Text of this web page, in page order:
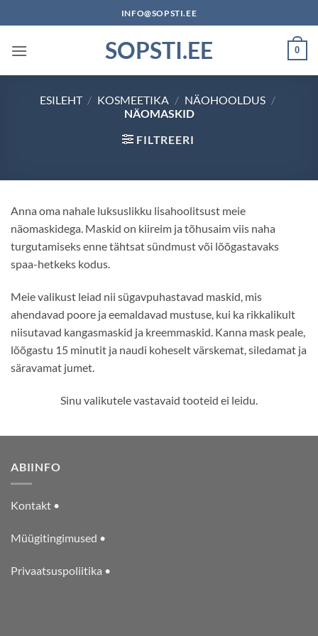
to
content
INFO@SOPSTI.EE
SOPSTI.EE 0
ESILEHT / KOSMEETIKA / NÄOHOOLDUS /
NÄOMASKID
FILTREERI
Anna oma nahale luksuslikku lisahoolitsust meie
näomaskidega. Maskid on kiireim ja tõhusaim viis naha
turgutamiseks enne tähtsat sündmust või lõõgastavaks
spaa-hetkeks kodus.
Meie valikust leiad nii sügavpuhastavad maskid, mis
ahendavad poore ja eemaldavad mustuse, kui ka rikkalikult
niisutavad kangasmaskid ja kreemmaskid. Kanna mask peale,
lõõgastu 15 minutit ja naudi koheselt värskemat, siledamat ja
säravamat jumet.
Sinu valikutele vastavaid tooteid ei leidu.
ABIINFO
Kontakt •
Müügitingimused •
Privaatsuspoliitika •